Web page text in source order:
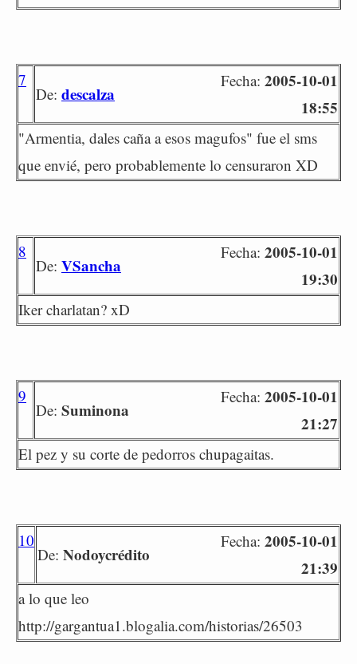
7
De: descalza
Fecha: 2005-10-01
18:55
"Armentia, dales caña a esos magufos" fue el sms
que envié, pero probablemente lo censuraron XD
8
De: VSancha
Fecha: 2005-10-01
19:30
Iker charlatan? xD
9
De: Suminona
Fecha: 2005-10-01
21:27
El pez y su corte de pedorros chupagaitas.
10
De: Nodoycrédito
Fecha: 2005-10-01
21:39
a lo que leo
http://gargantua1.blogalia.com/historias/26503